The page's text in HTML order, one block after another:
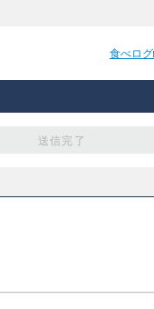
食べログ
送信完了